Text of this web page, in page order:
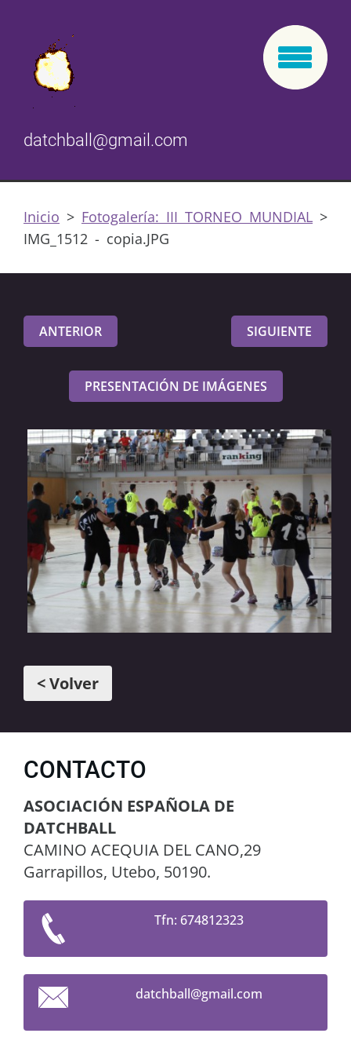
datchball@gmail.com
Inicio > Fotogalería: III TORNEO MUNDIAL >
IMG_1512 - copia.JPG
ANTERIOR SIGUIENTE
PRESENTACIÓN DE IMÁGENES
< Volver
CONTACTO
ASOCIACIÓN ESPAÑOLA DE
DATCHBALL
CAMINO ACEQUIA DEL CANO,29
Garrapillos, Utebo, 50190.
Tfn: 674812323
datchball@gmail.com